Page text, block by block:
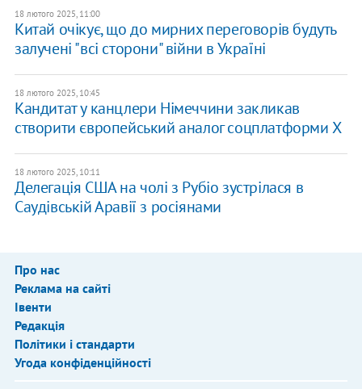
18 лютого 2025, 11:00
Китай очікує, що до мирних переговорів будуть
залучені "всі сторони" війни в Україні
18 лютого 2025, 10:45
Кандитат у канцлери Німеччини закликав
створити європейський аналог соцплатформи X
18 лютого 2025, 10:11
Делегація США на чолі з Рубіо зустрілася в
Саудівській Аравії з росіянами
Про нас
Реклама на сайті
Івенти
Редакція
Політики і стандарти
Угода конфіденційності